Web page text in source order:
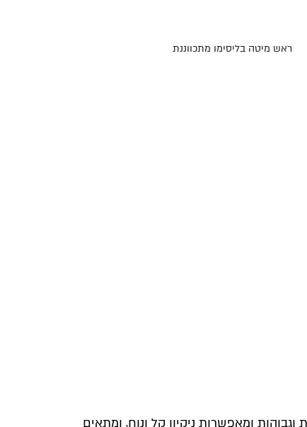
וגבוהות ומאפשרות ניקיון קל ונוח, ומתאים